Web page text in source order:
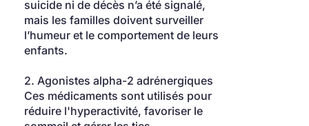
suicide ni de décès n’a été signalé,
mais les familles doivent surveiller
l’humeur et le comportement de leurs
enfants.
2. Agonistes alpha-2 adrénergiques
Ces médicaments sont utilisés pour
réduire l'hyperactivité, favoriser le